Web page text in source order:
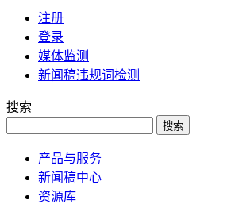
注册
登录
媒体监测
新闻稿违规词检测
搜索
搜索
产品与服务
新闻稿中心
资源库